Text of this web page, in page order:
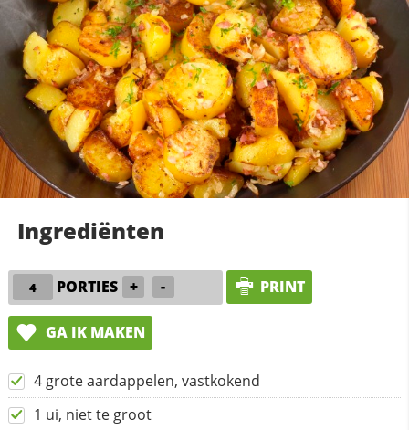
Ingrediënten
PORTIES + - PRINT
GA IK MAKEN
4 grote aardappelen, vastkokend
1 ui, niet te groot